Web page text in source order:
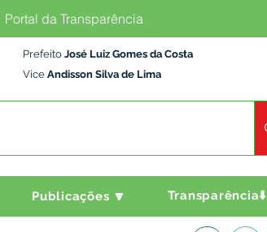
Portal da Transparência
Prefeito José Luiz Gomes da Costa
Vice Andisson Silva de Lima
Publicações 🔽 Transparência⬇️